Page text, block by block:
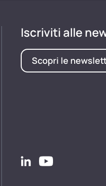
Iscriviti alle
Scopri le